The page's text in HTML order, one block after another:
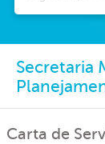
Secretaria
Carta de